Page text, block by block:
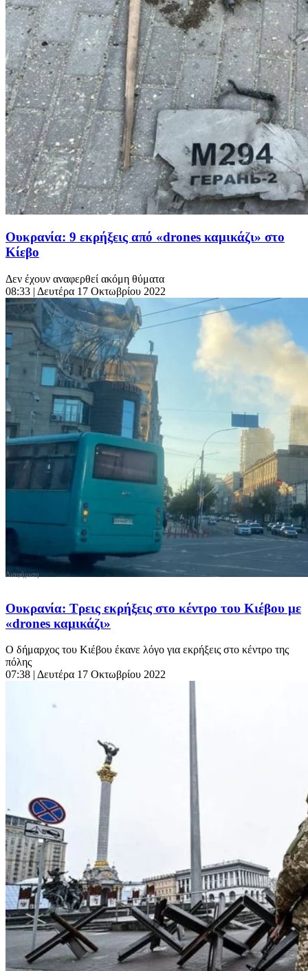
Ουκρανία: 9 εκρήξεις από «drones καμικάζι» στο
Κίεβο
Δεν έχουν αναφερθεί ακόμη θύματα
08:33 | Δευτέρα 17 Οκτωβρίου 2022
Ουκρανία: Τρεις εκρήξεις στο κέντρο του Κιέβου με
«drones καμικάζι»
Ο δήμαρχος του Κιέβου έκανε λόγο για εκρήξεις στο κέντρο της
πόλης
07:38 | Δευτέρα 17 Οκτωβρίου 2022